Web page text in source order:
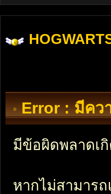
Error : มีคว
มีข้อผิดพลาดเ
หากไม่สามาร